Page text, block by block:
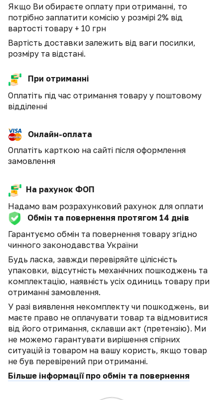
Якщо Ви обираєте оплату при отриманні, то
потрібно заплатити комісію у розмірі 2% від
вартості товару + 10 грн
Вартість доставки залежить від ваги посилки,
розміру та відстані.
При отриманні
Оплатіть під час отримання товару у поштовому
відділенні
Онлайн-оплата
Оплатіть карткою на сайті після оформлення
замовлення
На рахунок ФОП
Надамо вам розрахунковий рахунок для оплати
Обмін та повернення протягом 14 днів
Гарантуємо обмін та повернення товару згідно
чинного законодавства України
Будь ласка, завжди перевіряйте цілісність
упаковки, відсутність механічних пошкоджень та
комплектацію, наявність усіх одиниць товару при
отриманні замовлення.
У разі виявлення некомплекту чи пошкоджень, ви
маєте право не оплачувати товар та відмовитися
від його отримання, склавши акт (претензію). Ми
не можемо гарантувати вирішення спірних
ситуацій із товаром на вашу користь, якщо товар
не був перевірений при отриманні.
Більше інформації про обмін та повернення